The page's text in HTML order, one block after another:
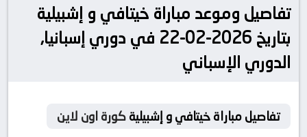
تفاصيل وموعد مباراة خيتافي و إشبيلية
بتاريخ 2026-02-22 في دوري إسبانيا,
الدوري الإسباني
تفاصيل مباراة خيتافي و إشبيليةكورة اون لاين